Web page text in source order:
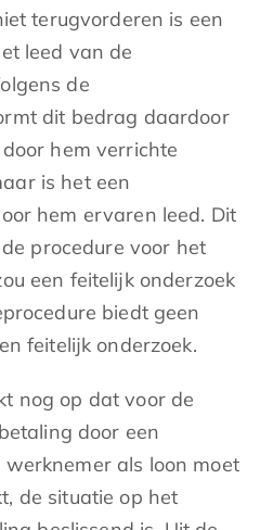
terugvorderen is een
leed van de
de
dit bedrag daardoor
hem verrichte
is het een
hem ervaren leed. Dit
procedure voor het
een feitelijk onderzoek
biedt geen
feitelijk onderzoek.
nog op dat voor de
door een
als loon moet
de situatie op het